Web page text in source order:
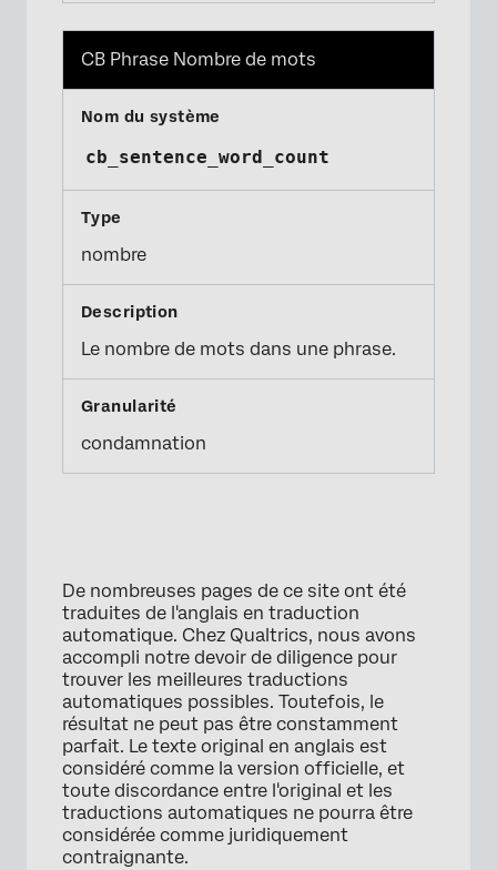
CB Phrase Nombre de mots
cb_sentence_word_count
nombre
Le nombre de mots dans une phrase.
condamnation
De nombreuses pages de ce site ont été
traduites de l'anglais en traduction
automatique. Chez Qualtrics, nous avons
accompli notre devoir de diligence pour
trouver les meilleures traductions
automatiques possibles. Toutefois, le
résultat ne peut pas être constamment
parfait. Le texte original en anglais est
considéré comme la version officielle, et
toute discordance entre l'original et les
traductions automatiques ne pourra être
considérée comme juridiquement
contraignante.